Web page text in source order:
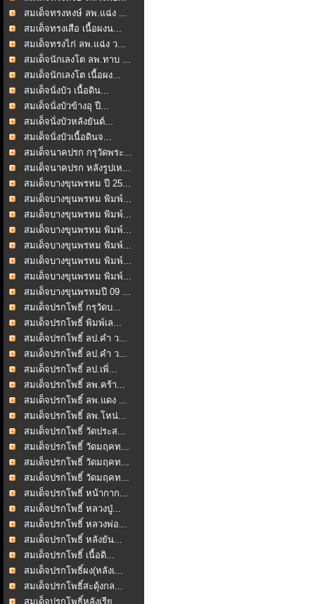
สมเด็จทรงหงษ์ ลพ.แฉ่ง ...
สมเด็จทรงเสือ เนื้อผงน...
สมเด็จทรงไก่ ลพ.แฉ่ง ว...
สมเด็จนักเลงโต ลพ.ทาบ ...
สมเด็จนักเลงโต เนื้อผง...
สมเด็จนั่งบัว เนื้อดิน...
สมเด็จนั่งบัวข้างอุ ปี...
สมเด็จนั่งบัวหลังยันต์...
สมเด็จนั่งบัวเนื้อดินจ...
สมเด็จนาคปรก กรุวัดพระ...
สมเด็จนาคปรก หลังรูปเห...
สมเด็จบางขุนพรหม ปี 25...
สมเด็จบางขุนพรหม พิมพ์...
สมเด็จบางขุนพรหม พิมพ์...
สมเด็จบางขุนพรหม พิมพ์...
สมเด็จบางขุนพรหม พิมพ์...
สมเด็จบางขุนพรหม พิมพ์...
สมเด็จบางขุนพรหม พิมพ์...
สมเด็จบางขุนพรหมปี 09 ...
สมเด็จปรกโพธิ์ กรุวัดบ...
สมเด็จปรกโพธิ์ พิมพ์เล...
สมเด็จปรกโพธิ์ ลป.คำ ว...
สมเด็จปรกโพธิ์ ลป.คำ ว...
สมเด็จปรกโพธิ์ ลป.เพิ่...
สมเด็จปรกโพธิ์ ลพ.คร้า...
สมเด็จปรกโพธิ์ ลพ.แดง ...
สมเด็จปรกโพธิ์ ลพ.โหน่...
สมเด็จปรกโพธิ์ วัดประส...
สมเด็จปรกโพธิ์ วัดมฤคท...
สมเด็จปรกโพธิ์ วัดมฤคท...
สมเด็จปรกโพธิ์ วัดมฤคท...
สมเด็จปรกโพธิ์ หน้ากาก...
สมเด็จปรกโพธิ์ หลวงปู่...
สมเด็จปรกโพธิ์ หลวงพ่อ...
สมเด็จปรกโพธิ์ หลังยัน...
สมเด็จปรกโพธิ์ เนื้อดิ...
สมเด็จปรกโพธิ์ผง(หลังเ...
สมเด็จปรกโพธิ์สะดุ้งกล...
สมเด็จปรกโพธิ์หลังเรีย...